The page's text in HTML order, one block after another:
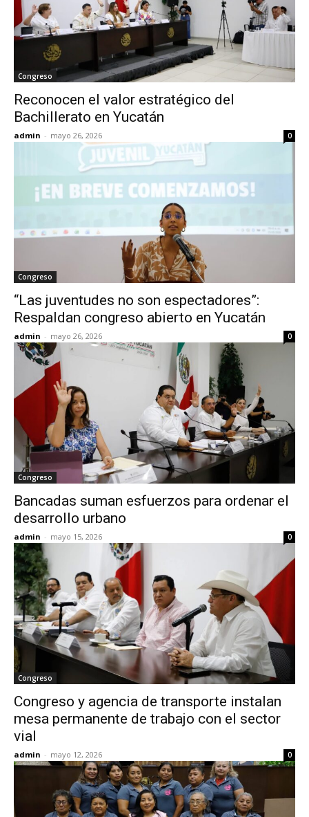
Congreso
Reconocen el valor estratégico del
Bachillerato en Yucatán
admin - mayo 26, 2026 0
Congreso
“Las juventudes no son espectadores”:
Respaldan congreso abierto en Yucatán
admin - mayo 26, 2026 0
Congreso
Bancadas suman esfuerzos para ordenar el
desarrollo urbano
admin - mayo 15, 2026 0
Congreso
Congreso y agencia de transporte instalan
mesa permanente de trabajo con el sector
vial
admin - mayo 12, 2026 0